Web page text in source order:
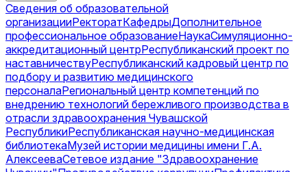
Сведения об образовательной
организацииРекторатКафедрыДополнительное
профессиональное образованиеНаукаСимуляционно-
аккредитационный центрРеспубликанский проект по
наставничествуРеспубликанский кадровый центр по
подбору и развитию медицинского
персоналаРегиональный центр компетенций по
внедрению технологий бережливого производства в
отрасли здравоохранения Чувашской
РеспубликиРеспубликанская научно-медицинская
библиотекаМузей истории медицины имени Г.А.
АлексееваСетевое издание "Здравоохранение